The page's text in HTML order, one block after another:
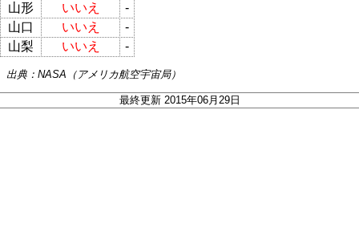
山形
いいえ
-
山口
いいえ
-
山梨
いいえ -
出典：NASA（アメリカ航空宇宙局）
最終更新 2015年06月29日